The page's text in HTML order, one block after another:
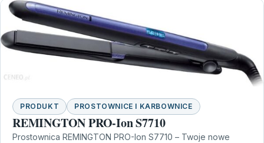
PRODUKT PROSTOWNICE I KARBOWNICE
REMINGTON PRO-Ion S7710
Prostownica REMINGTON PRO-Ion S7710 – Twoje nowe